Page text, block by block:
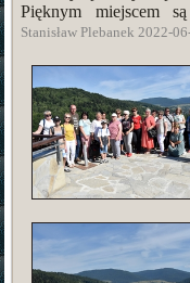
Pięknym miejscem
Stanisław Plebanek 2022-